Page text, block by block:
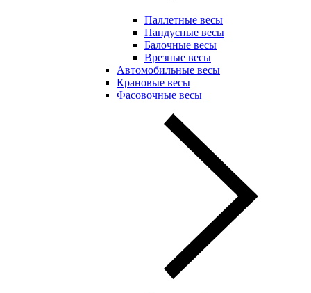
Паллетные весы
Пандусные весы
Балочные весы
Врезные весы
Автомобильные весы
Крановые весы
Фасовочные весы